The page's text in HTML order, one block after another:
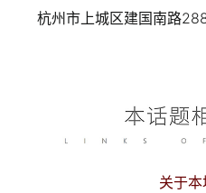
杭州市上城区建国南路
关于本